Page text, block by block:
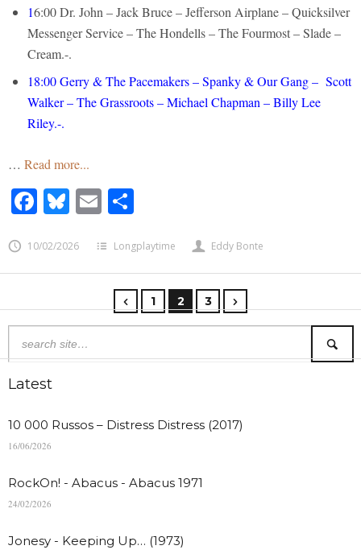
16:00 Dr. John – Jack Bruce – Jefferson Airplane – Quicksilver
Messenger Service – The Hondells – The Fourmost – Slade –
Cream.-.
18:00Gerry & The Pacemakers – Spanky & Our Gang – Scott
Walker – The Grassroots – Michael Chapman – Billy Lee
Riley.-.
… Read more...
Facebook
Bluesky
Email
10/02/2026 Longplaytime Eddy Bonte
1 2 3
Latest
10 000 Russos – Distress Distress (2017)
16/06/2026
RockOn! - Abacus - Abacus 1971
24/02/2026
Jonesy - Keeping Up… (1973)